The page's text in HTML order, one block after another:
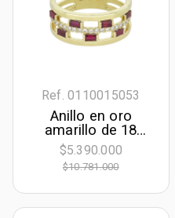
Ref. 0110015053
Anillo en oro
amarillo de 18
Kilates, con rubís
de 0.44 Ct y
diamantes de 0.18
$5.390.000
$10.781.000